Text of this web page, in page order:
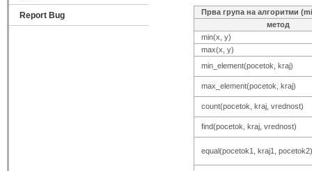
Report Bug
Прва група на алгоритми
метод
min(x, y)
max(x, y)
min_element(pocetok, kraj)
max_element(pocetok, kraj)
count(pocetok, kraj, vrednost)
find(pocetok, kraj, vrednost)
equal(pocetok1, kraj1, pocetok2)